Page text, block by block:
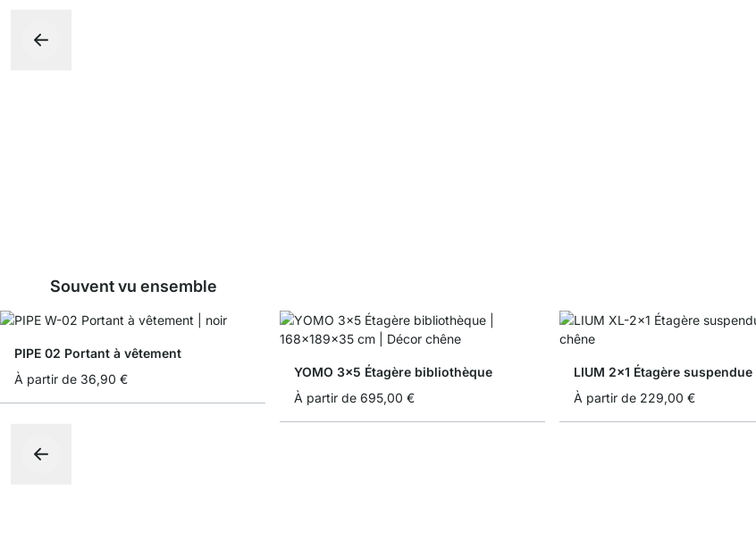
Souvent vu ensemble
PIPE 02 Portant à vêtement
À partir de 36,90 €
YOMO 3x5 Étagère bibliothèque
À partir de 695,00 €
LIUM 2x1 Étagère suspendue
À partir de 229,00 €